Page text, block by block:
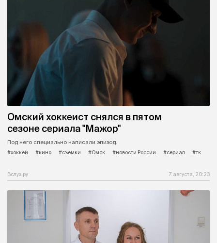
Омский хоккеист снялся в пятом
сезоне сериала "Мажор"
Под него специально написали эпизод.
#хоккей
#кино #съемки #Омск #новости России #сериал #тк
Вслух.ру 7 августа, 20:23